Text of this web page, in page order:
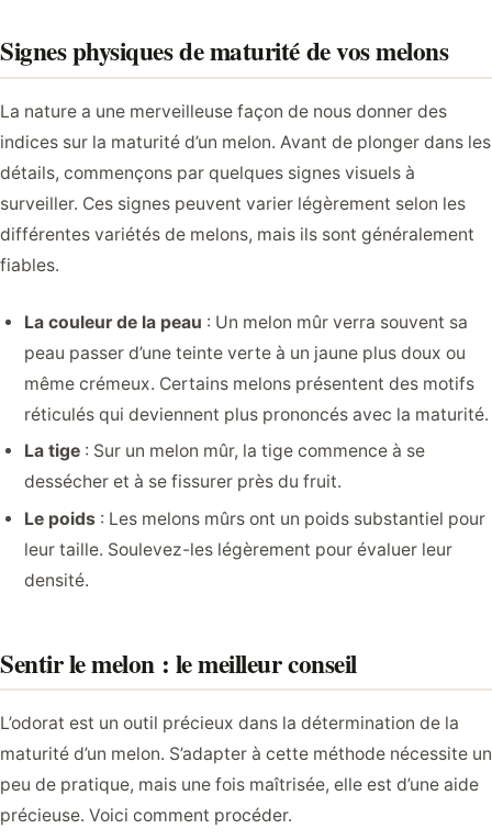
Signes physiques de maturité de vos melons
La nature a une merveilleuse façon de nous donner des
indices sur la maturité d’un melon. Avant de plonger dans les
détails, commençons par quelques signes visuels à
surveiller. Ces signes peuvent varier légèrement selon les
différentes variétés de melons, mais ils sont généralement
fiables.
La couleur de la peau : Un melon mûr verra souvent sa
peau passer d’une teinte verte à un jaune plus doux ou
même crémeux. Certains melons présentent des motifs
réticulés qui deviennent plus prononcés avec la maturité.
La tige : Sur un melon mûr, la tige commence à se
dessécher et à se fissurer près du fruit.
Le poids : Les melons mûrs ont un poids substantiel pour
leur taille. Soulevez-les légèrement pour évaluer leur
densité.
Sentir le melon : le meilleur conseil
L’odorat est un outil précieux dans la détermination de la
maturité d’un melon. S’adapter à cette méthode nécessite un
peu de pratique, mais une fois maîtrisée, elle est d’une aide
précieuse. Voici comment procéder.